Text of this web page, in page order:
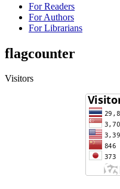
For Readers
For Authors
For Librarians
flagcounter
Visitors